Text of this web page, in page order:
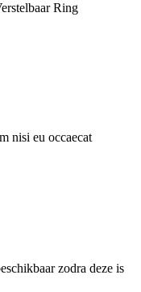
Ring
nisi eu occaecat
zodra deze is